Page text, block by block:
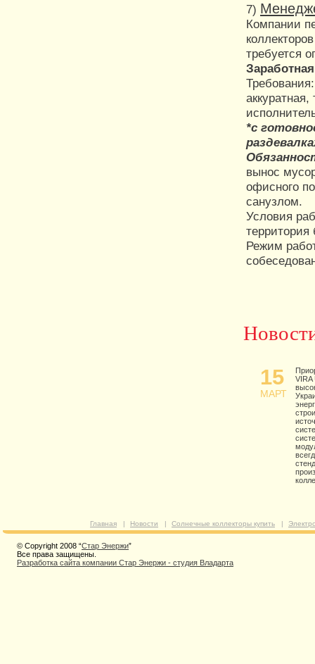
7)
Компании
требуется
*с
вынос
офисного
санузлом.
Условия
Режим
15
МАРТ
VIRA
Главная | Новости | Солнечные коллекторы купить |
© Copyright 2008 “Стар Энержи”
Все права защищены.
Разработка сайта компании Стар Энержи - студия Владарта